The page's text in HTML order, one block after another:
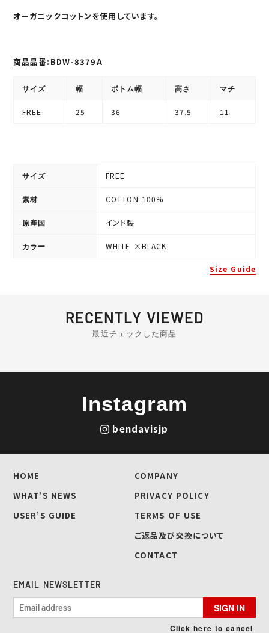
オーガニックコットンを使用しています。
商品品番:BDW-8379A
サイズ 幅 ボトム幅 高さ マチ
FREE 25 36 37.5 11
サイズ FREE
素材 COTTON 100%
原産国 インド製
カラー WHITE ×BLACK
Size Guide
RECENTLY VIEWED
最近チェックした商品
Instagram
bendavisjp
HOME
WHAT’S NEWS
USER’S GUIDE
COMPANY
PRIVACY POLICY
TERMS OF USE
ご返品及び交換について
CONTACT
EMAIL NEWSLETTER
SIGN IN
Click here to cancel